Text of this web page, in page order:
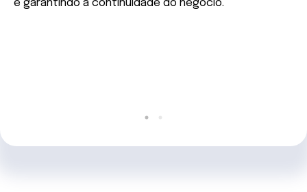
e garantindo a continuidade do negócio.